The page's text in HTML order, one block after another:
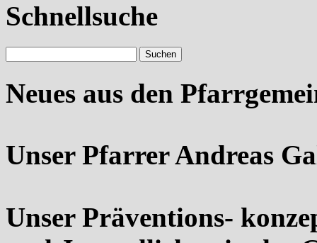
Schnellsuche
Neues aus den
Unser Pfarrer Andreas
Unser Präventions-